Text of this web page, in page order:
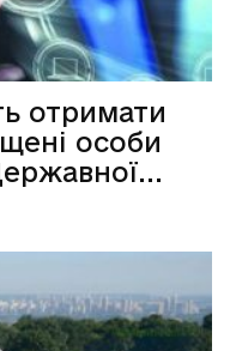
отримати
особи